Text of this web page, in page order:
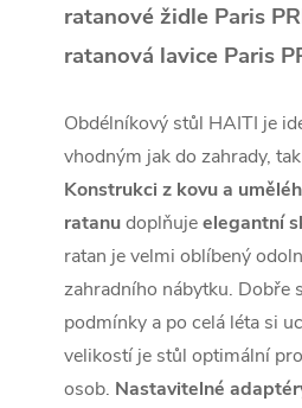
ratanové židle Paris
ratanová lavice Paris
Obdélníkový stůl HAITI je
vhodným jak do zahrady,
Konstrukci z kovu a
ratanudoplňujeelegantní
ratan je velmi oblíbený
zahradního nábytku. Dobře
podmínky a po celá léta si
velikostí je stůl optimální
osob. Nastavitelné